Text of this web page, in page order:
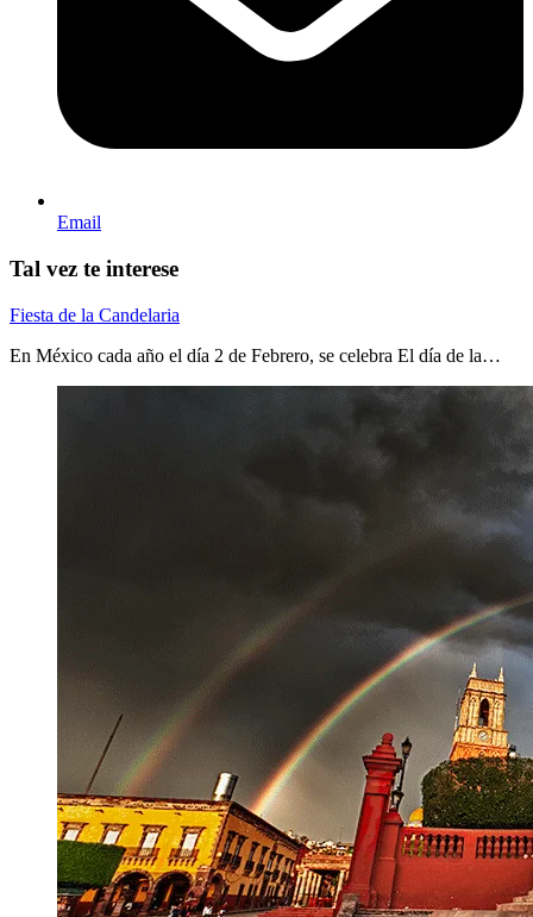
Email
Tal vez te interese
Fiesta de la Candelaria
En México cada año el día 2 de Febrero, se celebra El día de la…